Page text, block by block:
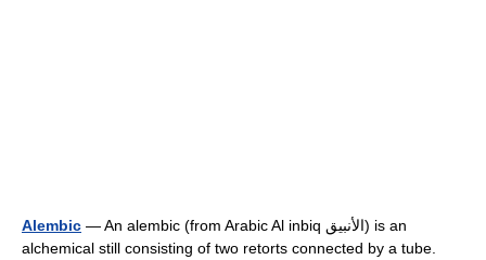
Alembic — An alembic (from Arabic Al inbiq الأنبيق) is an
alchemical still consisting of two retorts connected by a tube.